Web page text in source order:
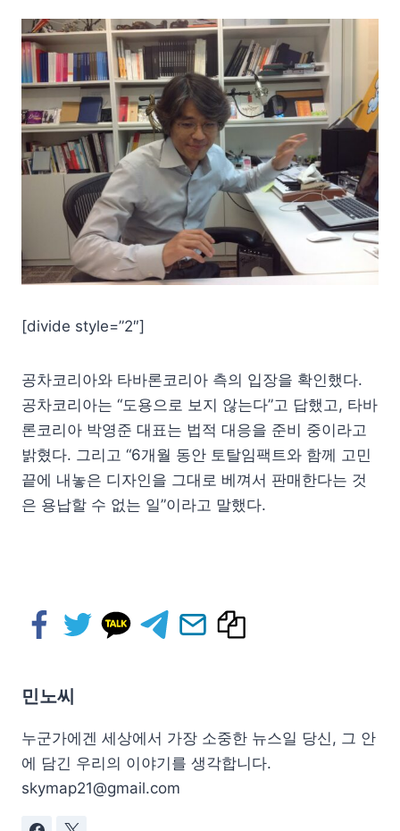
[divide style=”2″]
공차코리아와 타바론코리아 측의 입장을 확인했다.
공차코리아는 “도용으로 보지 않는다”고 답했고, 타바
론코리아 박영준 대표는 법적 대응을 준비 중이라고
밝혔다. 그리고 “6개월 동안 토탈임팩트와 함께 고민
끝에 내놓은 디자인을 그대로 베껴서 판매한다는 것
은 용납할 수 없는 일”이라고 말했다.
민노씨
누군가에겐 세상에서 가장 소중한 뉴스일 당신, 그 안
에 담긴 우리의 이야기를 생각합니다.
skymap21@gmail.com